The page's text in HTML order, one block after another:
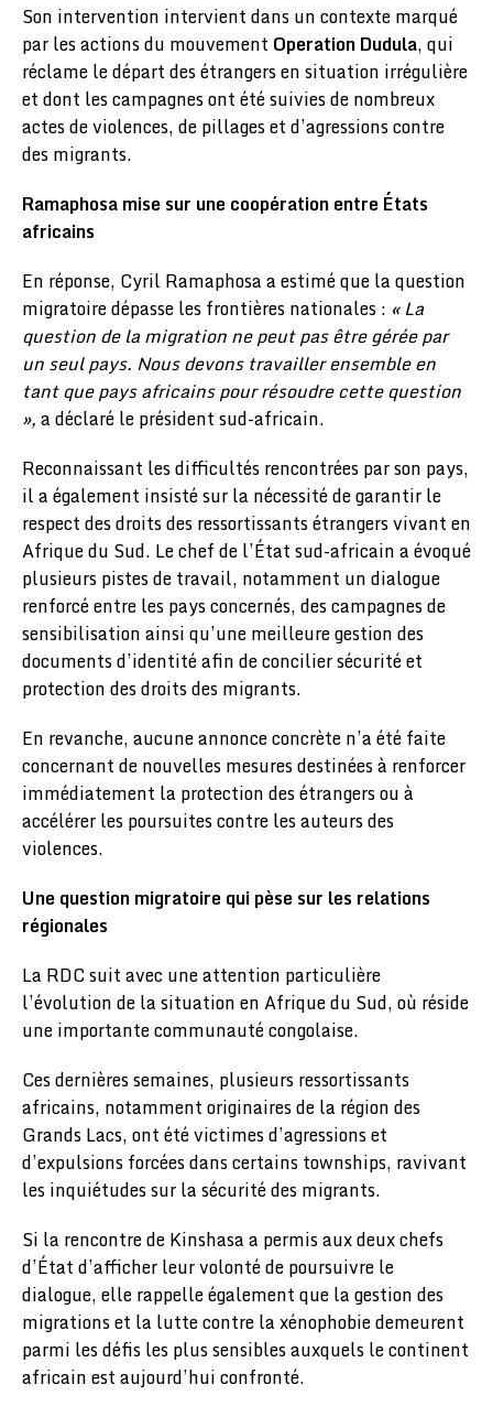
Son intervention intervient dans un contexte marqué
par les actions du mouvement Operation Dudula, qui
réclame le départ des étrangers en situation irrégulière
et dont les campagnes ont été suivies de nombreux
actes de violences, de pillages et d’agressions contre
des migrants.
Ramaphosa mise sur une coopération entre États
africains
En réponse, Cyril Ramaphosa a estimé que la question
migratoire dépasse les frontières nationales : « La
question de la migration ne peut pas être gérée par
un seul pays. Nous devons travailler ensemble en
tant que pays africains pour résoudre cette question
»,a déclaré le président sud-africain.
Reconnaissant les difficultés rencontrées par son pays,
il a également insisté sur la nécessité de garantir le
respect des droits des ressortissants étrangers vivant en
Afrique du Sud. Le chef de l’État sud-africain a évoqué
plusieurs pistes de travail, notamment un dialogue
renforcé entre les pays concernés, des campagnes de
sensibilisation ainsi qu’une meilleure gestion des
documents d’identité afin de concilier sécurité et
protection des droits des migrants.
En revanche, aucune annonce concrète n’a été faite
concernant de nouvelles mesures destinées à renforcer
immédiatement la protection des étrangers ou à
accélérer les poursuites contre les auteurs des
violences.
Une question migratoire qui pèse sur les relations
régionales
La RDC suit avec une attention particulière
l’évolution de la situation en Afrique du Sud, où réside
une importante communauté congolaise.
Ces dernières semaines, plusieurs ressortissants
africains, notamment originaires de la région des
Grands Lacs, ont été victimes d’agressions et
d’expulsions forcées dans certains townships, ravivant
les inquiétudes sur la sécurité des migrants.
Si la rencontre de Kinshasa a permis aux deux chefs
d’État d’afficher leur volonté de poursuivre le
dialogue, elle rappelle également que la gestion des
migrations et la lutte contre la xénophobie demeurent
parmi les défis les plus sensibles auxquels le continent
africain est aujourd’hui confronté.